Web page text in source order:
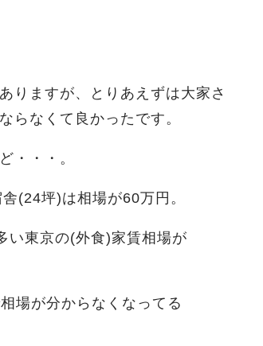
りますが、とりあえずは大家さ
らなくて良かったです。
・・・。
(24坪)は相場が60万円。
い東京の(外食)家賃相場が
場が分からなくなってる